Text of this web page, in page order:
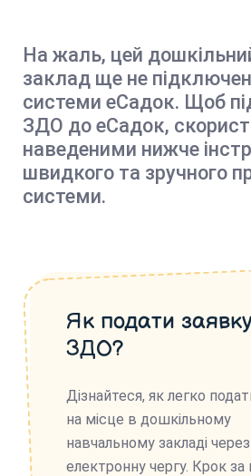
На жаль, цей
заклад ще не
системи еСадок. Щоб
ЗДО до еСадок,
наведеними нижче
швидкого та зручного
системи.
Як подати
ЗДО?
Дізнайтеся, як легко
на місце в дошкільному
навчальному закладі через
електронну чергу. Крок